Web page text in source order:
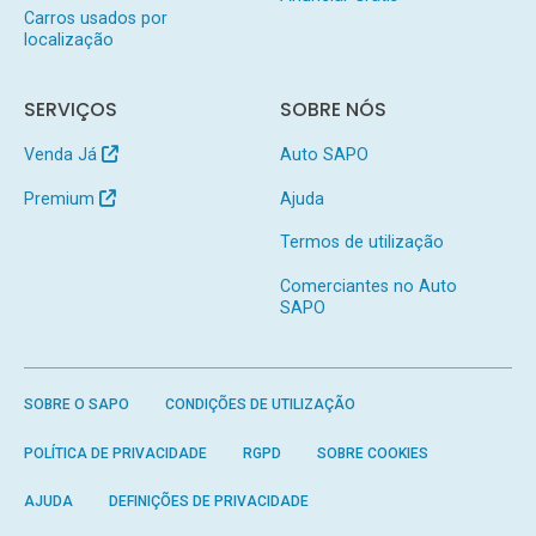
Carros usados por
localização
SERVIÇOS
Venda Já
Premium
SOBRE NÓS
Auto SAPO
Ajuda
Termos de utilização
Comerciantes no Auto
SAPO
SOBRE O SAPO CONDIÇÕES DE UTILIZAÇÃO
POLÍTICA DE PRIVACIDADE RGPD SOBRE COOKIES
AJUDA DEFINIÇÕES DE PRIVACIDADE